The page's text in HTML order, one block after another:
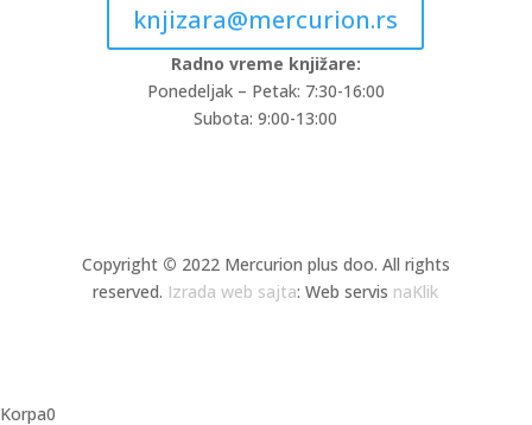
knjizara@mercurion.rs
Radno vreme knjižare:
Ponedeljak – Petak: 7:30-16:00
Subota: 9:00-13:00
Copyright © 2022 Mercurion plus doo. All rights
reserved. Izrada web sajta: Web servis naKlik
Korpa0